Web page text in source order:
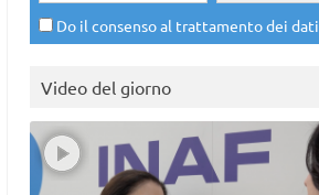
Do il consenso al trattamento dei dati
Video del giorno